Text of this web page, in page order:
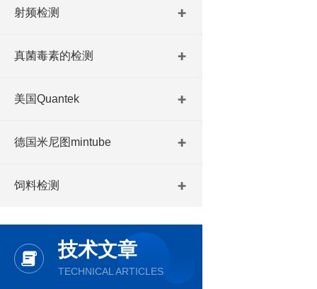
射频检测
真菌毒素的检测
美国Quantek
德国米尼图mintube
饲料检测
技术文章
TECHNICAL ARTICLES